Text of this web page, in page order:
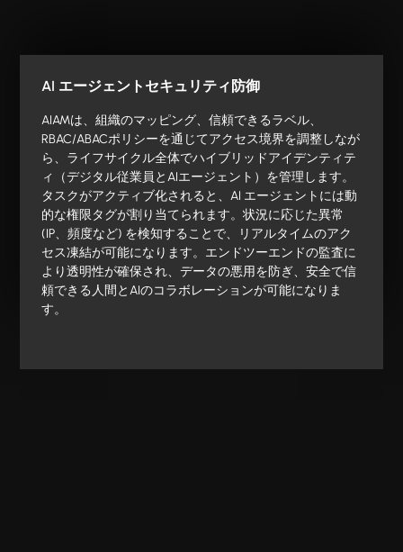
AI エージェントセキュリティ防御
AIAMは、組織のマッピング、信頼できるラベル、
RBAC/ABACポリシーを通じてアクセス境界を調整しなが
ら、ライフサイクル全体でハイブリッドアイデンティテ
ィ（デジタル従業員とAIエージェント）を管理します。
タスクがアクティブ化されると、AI エージェントには動
的な権限タグが割り当てられます。状況に応じた異常
(IP、頻度など) を検知することで、リアルタイムのアク
セス凍結が可能になります。エンドツーエンドの監査に
より透明性が確保され、データの悪用を防ぎ、安全で信
頼できる人間とAIのコラボレーションが可能になりま
す。